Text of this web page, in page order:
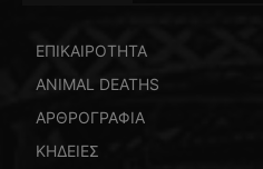
ΕΠΙΚΑΙΡΟΤΗΤΑ
ANIMAL DEATHS
ΑΡΘΡΟΓΡΑΦΙΑ
ΚΗΔΕΙΕΣ